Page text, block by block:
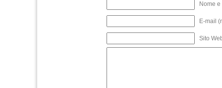
Nome
E-mail
Sito